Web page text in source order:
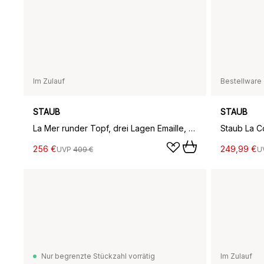
Im Zulauf
STAUB
La Mer runder Topf, drei Lagen Emaille, 6,7 l
256 €UVP 409 €
Bestellware
STAUB
249,99 €
Nur begrenzte Stückzahl vorrätig Im Zulauf